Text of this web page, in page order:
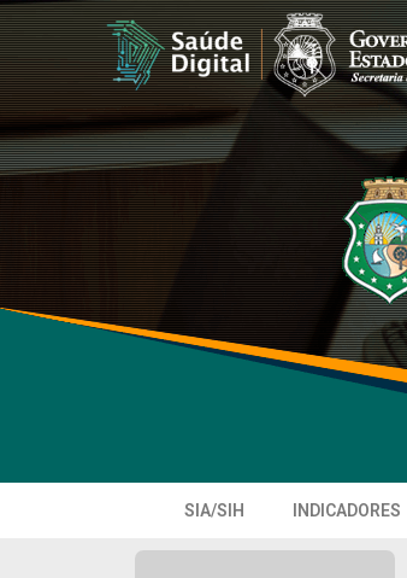
SIA/SIH INDICADORES